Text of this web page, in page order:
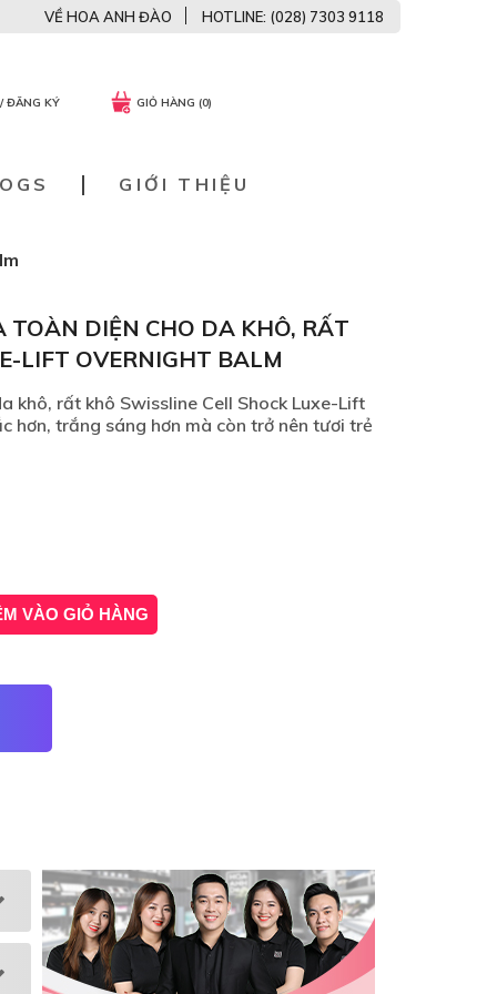
ĐĂNG KÝ GIỎ HÀNG (0)
VỀ HOA ANH ĐÀO HOTLINE: (028) 7303 9118
GIỚI THIỆU
TOÀN DIỆN CHO DA KHÔ, RẤT
LIFT OVERNIGHT BALM
khô, rất khô Swissline Cell Shock Luxe-Lift
hơn, trắng sáng hơn mà còn trở nên tươi trẻ
VÀO GIỎ HÀNG